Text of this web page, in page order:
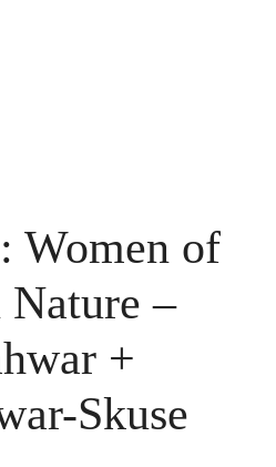
Women of
–
+
Skuse